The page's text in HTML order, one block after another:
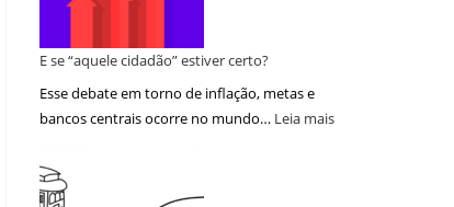
E se “aquele cidadão” estiver certo?
Esse debate em torno de inflação, metas e
bancos centrais ocorre no mundo… Leia mais